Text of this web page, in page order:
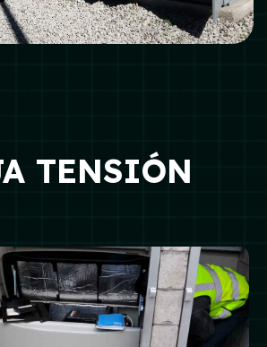
TENSIÓN